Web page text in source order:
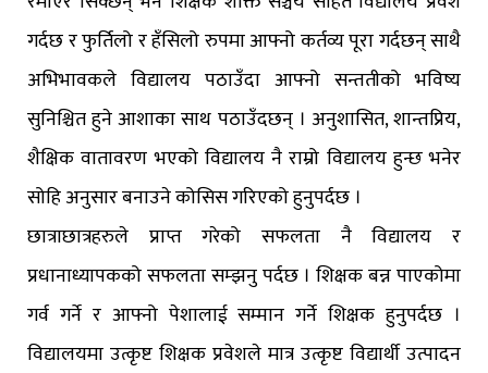
गर्दछ र फुर्तिलो र हँसिलो रुपमा आफ्नो कर्तव्य पूरा गर्दछन् साथै
अभिभावकले विद्यालय पठाउँदा आफ्नो सन्ततीको भविष्य
सुनिश्चित हुने आशाका साथ पठाउँदछन् । अनुशासित, शान्तप्रिय,
शैक्षिक वातावरण भएको विद्यालय नै राम्रो विद्यालय हुन्छ भनेर
सोहि अनुसार बनाउने कोसिस गरिएको हुनुपर्दछ ।
छात्राछात्रहरुले प्राप्त गरेको सफलता नै विद्यालय र
प्रधानाध्यापकको सफलता सम्झनु पर्दछ । शिक्षक बन्न पाएकोमा
गर्व गर्ने र आफ्नो पेशालाई सम्मान गर्ने शिक्षक हुनुपर्दछ ।
विद्यालयमा उत्कृष्ट शिक्षक प्रवेशले मात्र उत्कृष्ट विद्यार्थी उत्पादन